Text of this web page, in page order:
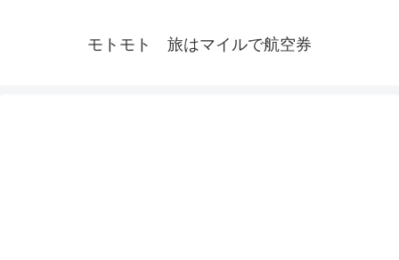
モトモト 旅はマイルで航空券